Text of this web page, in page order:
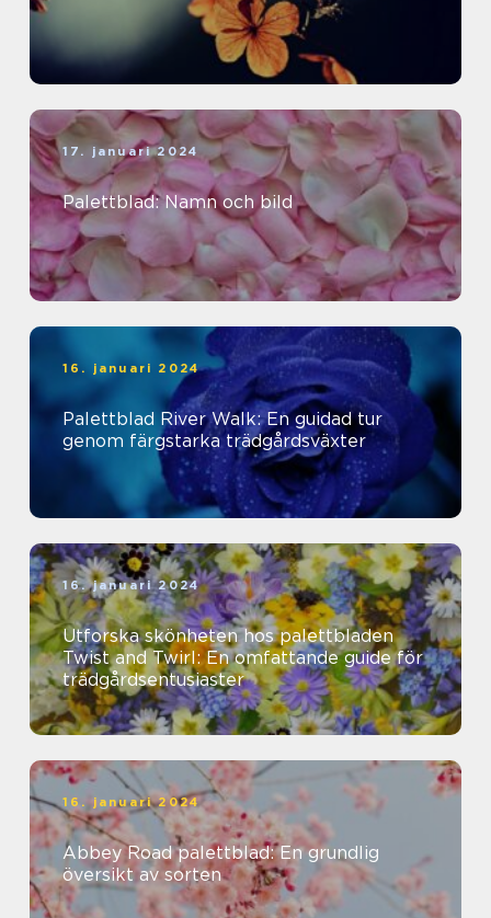
17. januari 2024
Palettblad: Namn och bild
16. januari 2024
Palettblad River Walk: En guidad tur
genom färgstarka trädgårdsväxter
16. januari 2024
Utforska skönheten hos palettbladen
Twist and Twirl: En omfattande guide för
trädgårdsentusiaster
16. januari 2024
Abbey Road palettblad: En grundlig
översikt av sorten